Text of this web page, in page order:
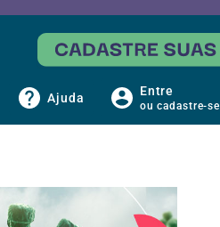
Ajuda Entre
ou cadastre-se